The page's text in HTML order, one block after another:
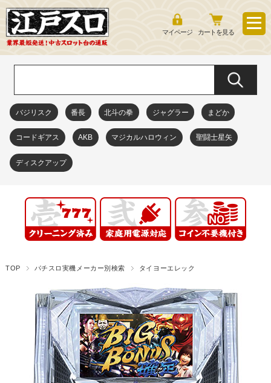
マイページ カートを見る
バジリスク 番長 北斗の拳 ジャグラー まどか
コードギアス AKB マジカルハロウィン 聖闘士星矢
ディスクアップ
TOP パチスロ実機メーカー別検索 タイヨーエレック